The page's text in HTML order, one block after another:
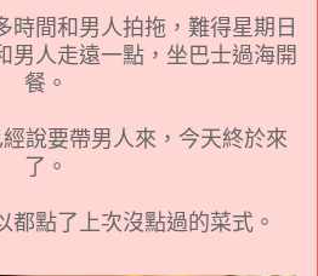
時間和男人拍拖，難得星期日
男人走遠一點，坐巴士過海開
餐。
經說要帶男人來，今天終於來
了。
都點了上次沒點過的菜式。